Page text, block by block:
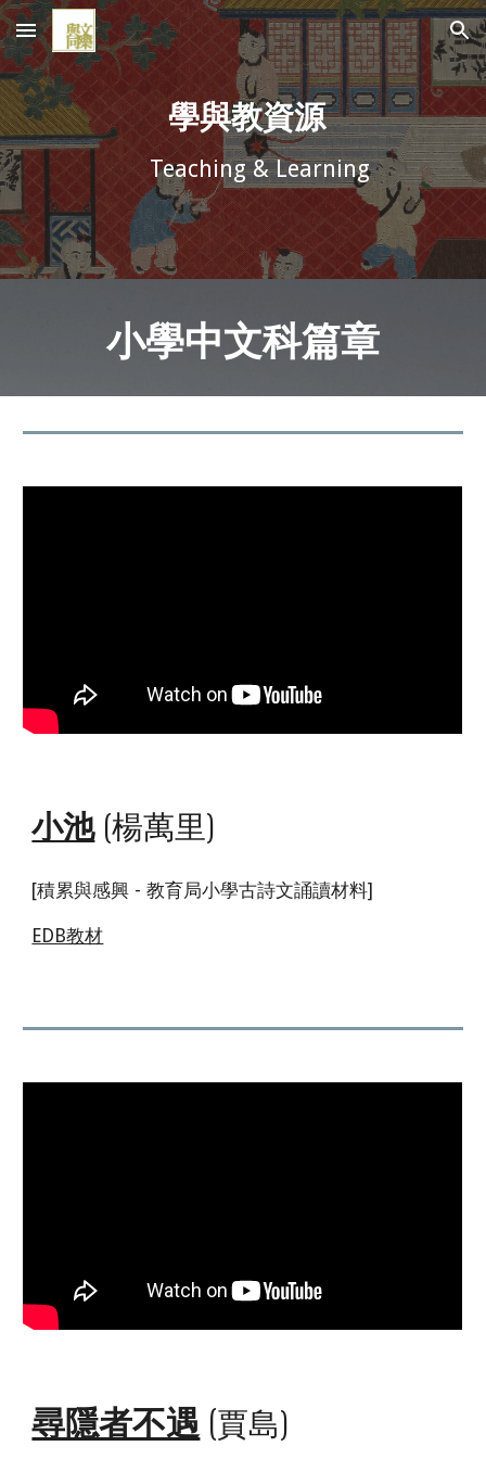
Skip to main content Skip to navigation
學與教資源
Teaching & Learning
小學中文科篇章
小池 (楊萬里)
[積累與感興 - 教育局小學古詩文誦讀材料]
EDB教材
尋隱者不遇 (賈島)